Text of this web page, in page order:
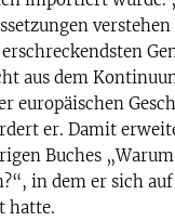
aus dem
europäischen
er. Damit
Buches
in dem er sich auf
hatte.